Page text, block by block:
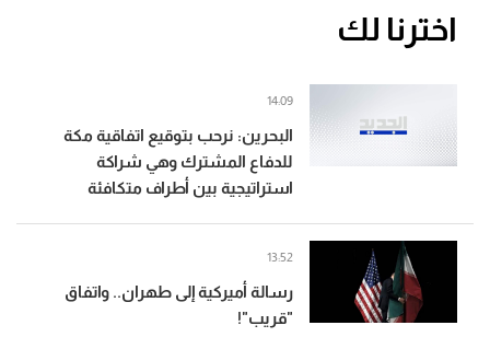
اخترنا لك
البحرين: نرحب بتوقيع اتفاقية مكة
للدفاع المشترك وهي شراكة
استراتيجية بين أطراف متكافئة
14:09
رسالة أميركية إلى طهران.. واتفاق
"قريب"!
13:52